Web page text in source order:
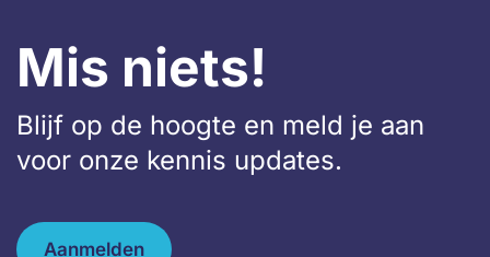
Mis niets!
Blijf op de hoogte en meld je aan
voor onze kennis updates.
Aanmelden